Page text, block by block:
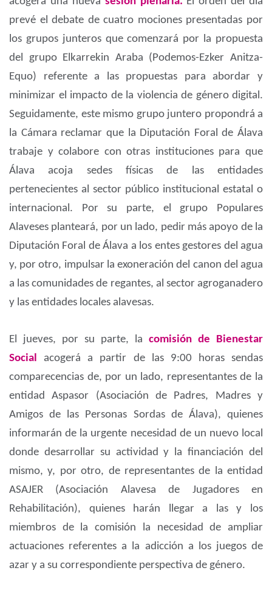
prevé el debate de cuatro mociones presentadas por
los grupos junteros que comenzará por la propuesta
del grupo Elkarrekin Araba (Podemos-Ezker Anitza-
Equo) referente a las propuestas para abordar y
minimizar el impacto de la violencia de género digital.
Seguidamente, este mismo grupo juntero propondrá a
la Cámara reclamar que la Diputación Foral de Álava
trabaje y colabore con otras instituciones para que
Álava acoja sedes físicas de las entidades
pertenecientes al sector público institucional estatal o
internacional. Por su parte, el grupo Populares
Alaveses planteará, por un lado, pedir más apoyo de la
Diputación Foral de Álava a los entes gestores del agua
y, por otro, impulsar la exoneración del canon del agua
a las comunidades de regantes, al sector agroganadero
y las entidades locales alavesas.
El jueves, por su parte, la comisión de Bienestar
Socialacogerá a partir de las 9:00 horas sendas
comparecencias de, por un lado, representantes de la
entidad Aspasor (Asociación de Padres, Madres y
Amigos de las Personas Sordas de Álava), quienes
informarán de la urgente necesidad de un nuevo local
donde desarrollar su actividad y la financiación del
mismo, y, por otro, de representantes de la entidad
ASAJER (Asociación Alavesa de Jugadores en
Rehabilitación), quienes harán llegar a las y los
miembros de la comisión la necesidad de ampliar
actuaciones referentes a la adicción a los juegos de
azar y a su correspondiente perspectiva de género.